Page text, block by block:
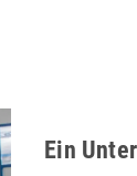
Ein